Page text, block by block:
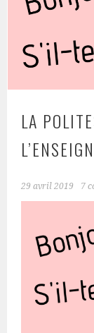
LA
29 avril 2019 7